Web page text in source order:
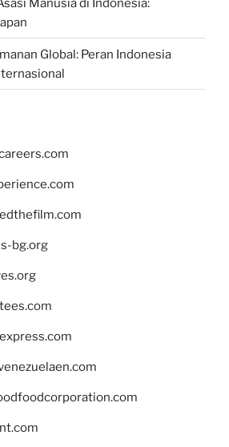
Manusia di Indonesia:
Global: Peran Indonesia
bg.org